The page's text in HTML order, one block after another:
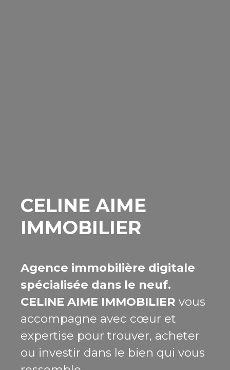
CELINE AIME
IMMOBILIER
Agence immobilière digitale
spécialisée dans le neuf.
CELINE AIME IMMOBILIER vous
accompagne avec cœur et
expertise pour trouver, acheter
ou investir dans le bien qui vous